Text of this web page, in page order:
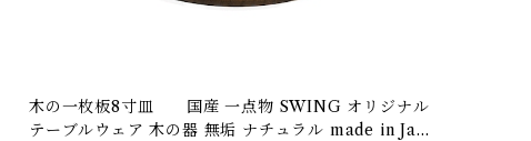
木の一枚板8寸皿 国産 一点物 SWING オリジナル
テーブルウェア 木の器 無垢 ナチュラル made in Japa